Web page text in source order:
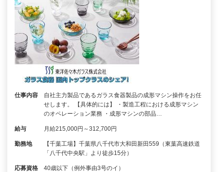
仕事内容
自社主力製品であるガラス食器製品の成形マシン操作をお任
せします。 【具体的には】 ・製造工程における成形マシン
のオペレーション業務 ・成形マシンの部品…
給与 月給215,000円～312,700円
勤務地
【千葉工場】千葉県八千代市大和田新田559（東葉高速鉄道
「八千代中央駅」より徒歩15分）
応募資格 40歳以下（例外事由3号のイ）